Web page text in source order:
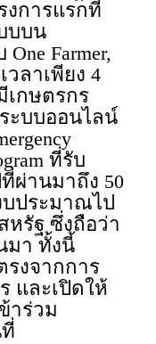
งการแรกที่
บบน
Farmer,
วลาเพียง 4
เกษตรกร
ะบบออนไลน์
ที่รับ
ผ่านมาถึง 50
บประมาณไป
รัฐ ซึ่งถือว่า
มา ทั้งนี้
รงจากการ
และเปิดให้
าร่วม